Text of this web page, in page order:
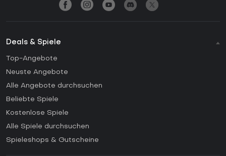
Deals & Spiele
Top-Angebote
Neuste Angebote
Alle Angebote durchsuchen
Beliebte Spiele
Kostenlose Spiele
Alle Spiele durchsuchen
Spieleshops & Gutscheine